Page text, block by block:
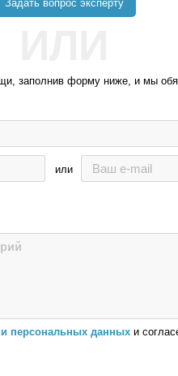
Задать вопрос эксперту
заполнив форму ниже, и мы
или
персональных данных и